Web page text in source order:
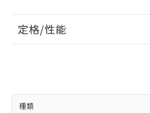
定格/性能
種類